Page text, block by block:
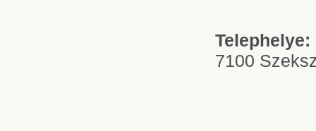
Telephelye:
7100